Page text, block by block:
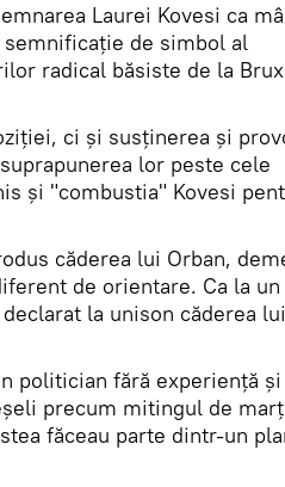
Laurei Kovesi ca
de simbol al
radical băsiste de la
ci și susținerea și
lor peste cele
și "combustia" Kovesi
căderea lui Orban,
de orientare. Ca la un
la unison căderea lui
politician fără experiență și
precum mitingul de
făceau parte dintr-un